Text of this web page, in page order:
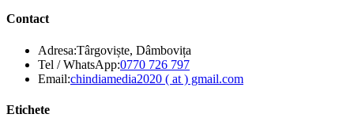
Contact
Adresa:Târgoviște, Dâmbovița
Tel / WhatsApp:0770 726 797Opens
in
Email:chindiamedia2020 ( at ) gmail.comOpens
Etichete